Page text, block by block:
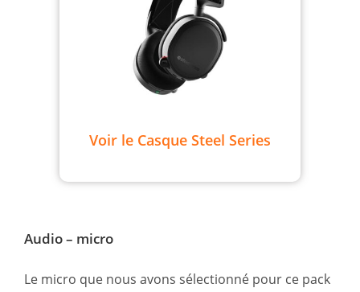
Voir le Casque Steel Series
Audio – micro
Le micro que nous avons sélectionné pour ce pack